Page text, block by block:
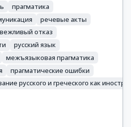
прагматика
речевые акты
вежливый отказ
русский язык
межъязыковая прагматика
прагматические ошибки
русского и греческого как